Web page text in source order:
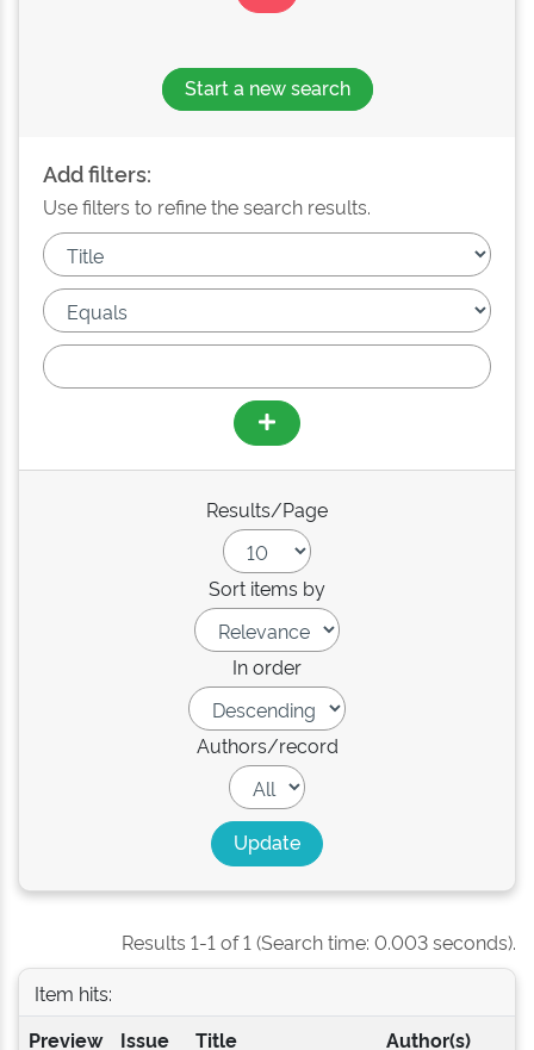
Start a new search
Add filters:
Use filters to refine the search results.
Results/Page
Sort items by
In order
Authors/record
Results 1-1 of 1 (Search time: 0.003 seconds).
Item hits:
Preview
Issue
Title Author(s)